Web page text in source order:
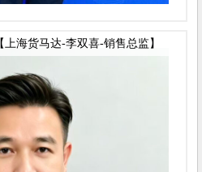
海货马达-李双喜-销售总监】